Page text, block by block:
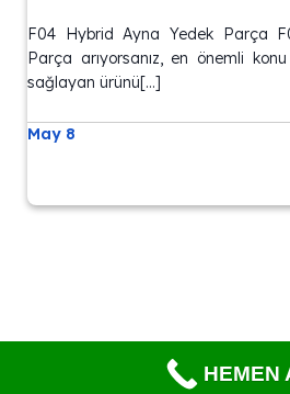
F04 Hybrid Ayna Yedek Parça
Parça arıyorsanız, en önemli
sağlayan ürünü[…]
May 8
Created with ❤ usingHEMEN